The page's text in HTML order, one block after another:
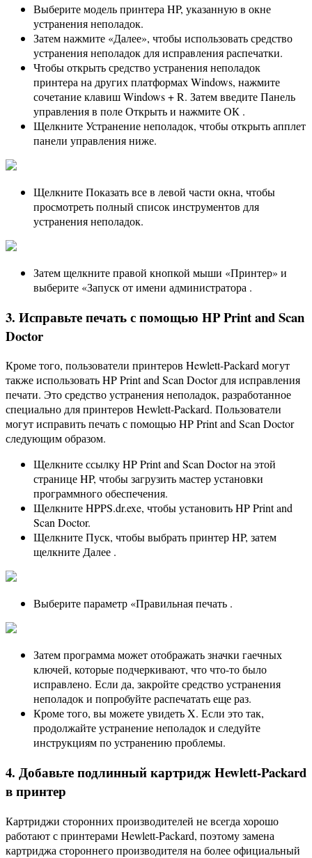
Выберите модель принтера HP, указанную в окне
устранения неполадок.
Затем нажмите «Далее», чтобы использовать средство
устранения неполадок для исправления распечатки.
Чтобы открыть средство устранения неполадок
принтера на других платформах Windows, нажмите
сочетание клавиш Windows + R. Затем введите Панель
управления в поле Открыть и нажмите ОК .
Щелкните Устранение неполадок, чтобы открыть апплет
панели управления ниже.
Щелкните Показать все в левой части окна, чтобы
просмотреть полный список инструментов для
устранения неполадок.
Затем щелкните правой кнопкой мыши «Принтер» и
выберите «Запуск от имени администратора .
3. Исправьте печать с помощью HP Print and Scan
Doctor
Кроме того, пользователи принтеров Hewlett-Packard могут
также использовать HP Print and Scan Doctor для исправления
печати. Это средство устранения неполадок, разработанное
специально для принтеров Hewlett-Packard. Пользователи
могут исправить печать с помощью HP Print and Scan Doctor
следующим образом.
Щелкните ссылку HP Print and Scan Doctor на этой
странице HP, чтобы загрузить мастер установки
программного обеспечения.
Щелкните HPPS.dr.exe, чтобы установить HP Print and
Scan Doctor.
Щелкните Пуск, чтобы выбрать принтер HP, затем
щелкните Далее .
Выберите параметр «Правильная печать .
Затем программа может отображать значки гаечных
ключей, которые подчеркивают, что что-то было
исправлено. Если да, закройте средство устранения
неполадок и попробуйте распечатать еще раз.
Кроме того, вы можете увидеть X. Если это так,
продолжайте устранение неполадок и следуйте
инструкциям по устранению проблемы.
4. Добавьте подлинный картридж Hewlett-Packard
в принтер
Картриджи сторонних производителей не всегда хорошо
работают с принтерами Hewlett-Packard, поэтому замена
картриджа стороннего производителя на более официальный